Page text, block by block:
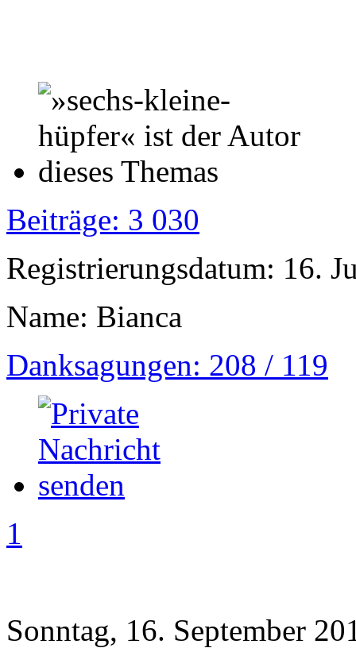
Beiträge: 3 030
Registrierungsdatum: 16.
Name: Bianca
Danksagungen: 208 / 119
1
Sonntag, 16. September